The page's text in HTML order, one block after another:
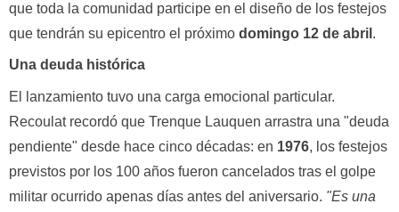
que toda la comunidad participe en el diseño de los festejos
que tendrán su epicentro el próximo domingo 12 de abril .
Una deuda histórica
El lanzamiento tuvo una carga emocional particular.
Recoulat recordó que Trenque Lauquen arrastra una "deuda
pendiente" desde hace cinco décadas: en 1976, los festejos
previstos por los 100 años fueron cancelados tras el golpe
militar ocurrido apenas días antes del aniversario. "Es una